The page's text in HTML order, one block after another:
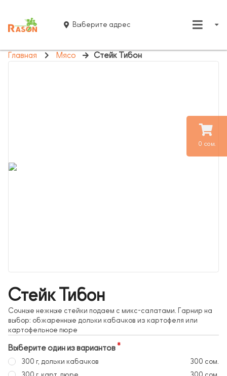
0 сом.
Выберите адрес
Главная Мясо Стейк Тибон
Стейк Тибон
Сочные нежные стейки подаем с микс-салатами. Гарнир на
выбор: обжаренные дольки кабачков из картофеля или
картофельное пюре
Выберите один из вариантов
300 г, дольки кабачков
300 сом.